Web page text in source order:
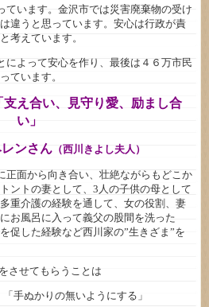
います。金沢市では災害廃棄物の受け
違うと思っています。安心は行政が責
考えています。
よって安心を作り、最後は４６万市民
ています。
合い、見守り愛、励まし合
い」
ンさん （西川きよし夫人）
から向き合い、壮絶ながらもどこか
ントの妻として、3人の子供の母として
重介護の経験を通して、女の役割、妻
お風呂に入って義父の股間を洗った
促した経験など西川家の”生きざま”を
させてもらうことは
手ぬかりの無いようにする」